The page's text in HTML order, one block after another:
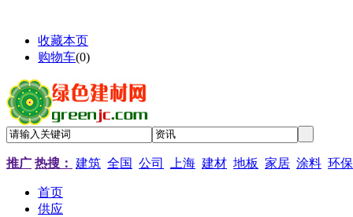
收藏本页
购物车(0)
推广 热搜： 建筑 全国 公司 上海 建材 地板 家居 涂料 环保
首页
供应